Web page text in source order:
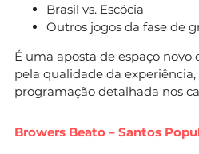
Brasil vs. Escócia
Outros jogos da fase de
É uma aposta de espaço
pela qualidade da
programação detalhada nos
Browers Beato – Santos